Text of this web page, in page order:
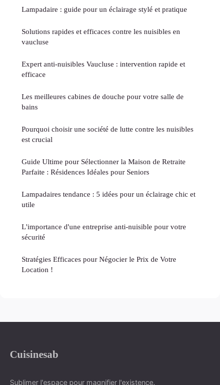
Lampadaire : guide pour un éclairage stylé et pratique
Solutions rapides et efficaces contre les nuisibles en
vaucluse
Expert anti-nuisibles Vaucluse : intervention rapide et
efficace
Les meilleures cabines de douche pour votre salle de
bains
Pourquoi choisir une société de lutte contre les nuisibles
est crucial
Guide Ultime pour Sélectionner la Maison de Retraite
Parfaite : Résidences Idéales pour Seniors
Lampadaires tendance : 5 idées pour un éclairage chic et
utile
L'importance d'une entreprise anti-nuisible pour votre
sécurité
Stratégies Efficaces pour Négocier le Prix de Votre
Location !
Cuisinesab
Sublimer l'espace pour magnifier l'existence.